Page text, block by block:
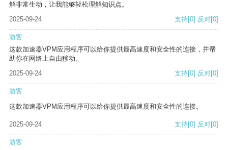
解非常生动，让我能够轻松理解知识点。
2025-09-24
支持[0] 反对[0]
游客
这款加速器VPM应用程序可以给你提供最高速度和安全性的连接，并帮
助你在网络上自由移动。
2025-09-24
支持[0] 反对[0]
游客
这款加速器VPM应用程序可以给你提供最高速度和安全性的连接。
2025-09-24 支持[0] 反对[0]
游客